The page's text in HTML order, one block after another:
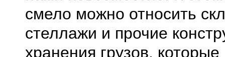
смело можно относить
стеллажи и прочие
хранения грузов,